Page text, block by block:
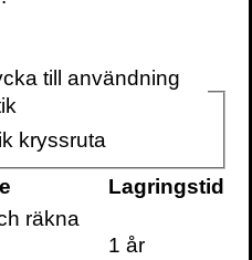
kan de komma
misslyckas, lider eller
med dig.
till användning
kryssruta
Lagringstid
räkna
1 år